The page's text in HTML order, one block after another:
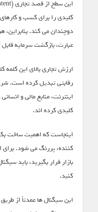
کلیدی را برای کسب و
دوچندان می کند. بنابراین،
عبارت، بازگشت سرمایه
ارزش تجاری بالای این
رقابتی تبدیل کرده است.
اینترنت، منابع مالی و
کلیدی کرده اند.
اینجاست که اهمیت ساخت
کننده، پررنگ می شود. برای
بازار قرار بگیرید، باید
کنید.
این سیگنال ها عمدتاً از